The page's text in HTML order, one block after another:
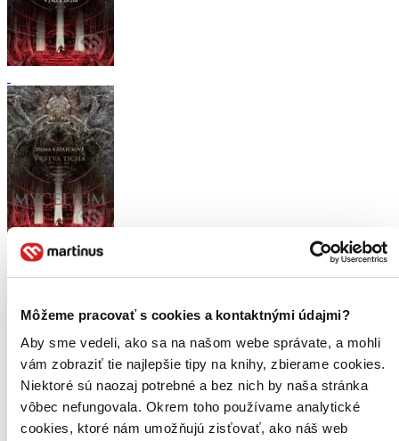
Môžeme pracovať s cookies a kontaktnými údajmi?
Aby sme vedeli, ako sa na našom webe správate, a mohli
vám zobraziť tie najlepšie tipy na knihy, zbierame cookies.
Niektoré sú naozaj potrebné a bez nich by naša stránka
vôbec nefungovala. Okrem toho používame analytické
cookies, ktoré nám umožňujú zisťovať, ako náš web
Mycelium VI: Vrstva ticha
Bájná Fomalhiwa. Svět zázraků a blahobytu. Ale také Zakázaný
směr. To, co se vynořilo z vesmíru, už brzy odřízne cestu všem
Lodím; a od té chvíle zůstane pravlast argenitu nepoznaná a
nepoznatelná...
Kniha brožovaná väzba